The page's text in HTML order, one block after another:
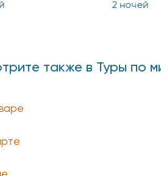
2 ночей
также в Туры по